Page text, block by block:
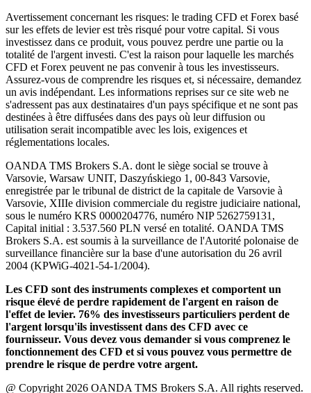
Avertissement concernant les risques: le trading CFD et Forex basé
sur les effets de levier est très risqué pour votre capital. Si vous
investissez dans ce produit, vous pouvez perdre une partie ou la
totalité de l'argent investi. C'est la raison pour laquelle les marchés
CFD et Forex peuvent ne pas convenir à tous les investisseurs.
Assurez-vous de comprendre les risques et, si nécessaire, demandez
un avis indépendant. Les informations reprises sur ce site web ne
s'adressent pas aux destinataires d'un pays spécifique et ne sont pas
destinées à être diffusées dans des pays où leur diffusion ou
utilisation serait incompatible avec les lois, exigences et
réglementations locales.
OANDA TMS Brokers S.A. dont le siège social se trouve à
Varsovie, Warsaw UNIT, Daszyńskiego 1, 00-843 Varsovie,
enregistrée par le tribunal de district de la capitale de Varsovie à
Varsovie, XIIIe division commerciale du registre judiciaire national,
sous le numéro KRS 0000204776, numéro NIP 5262759131,
Capital initial : 3.537.560 PLN versé en totalité. OANDA TMS
Brokers S.A. est soumis à la surveillance de l'Autorité polonaise de
surveillance financière sur la base d'une autorisation du 26 avril
2004 (KPWiG-4021-54-1/2004).
Les CFD sont des instruments complexes et comportent un
risque élevé de perdre rapidement de l'argent en raison de
l'effet de levier. 76% des investisseurs particuliers perdent de
l'argent lorsqu'ils investissent dans des CFD avec ce
fournisseur. Vous devez vous demander si vous comprenez le
fonctionnement des CFD et si vous pouvez vous permettre de
prendre le risque de perdre votre argent.
@ Copyright 2026 OANDA TMS Brokers S.A. All rights reserved.